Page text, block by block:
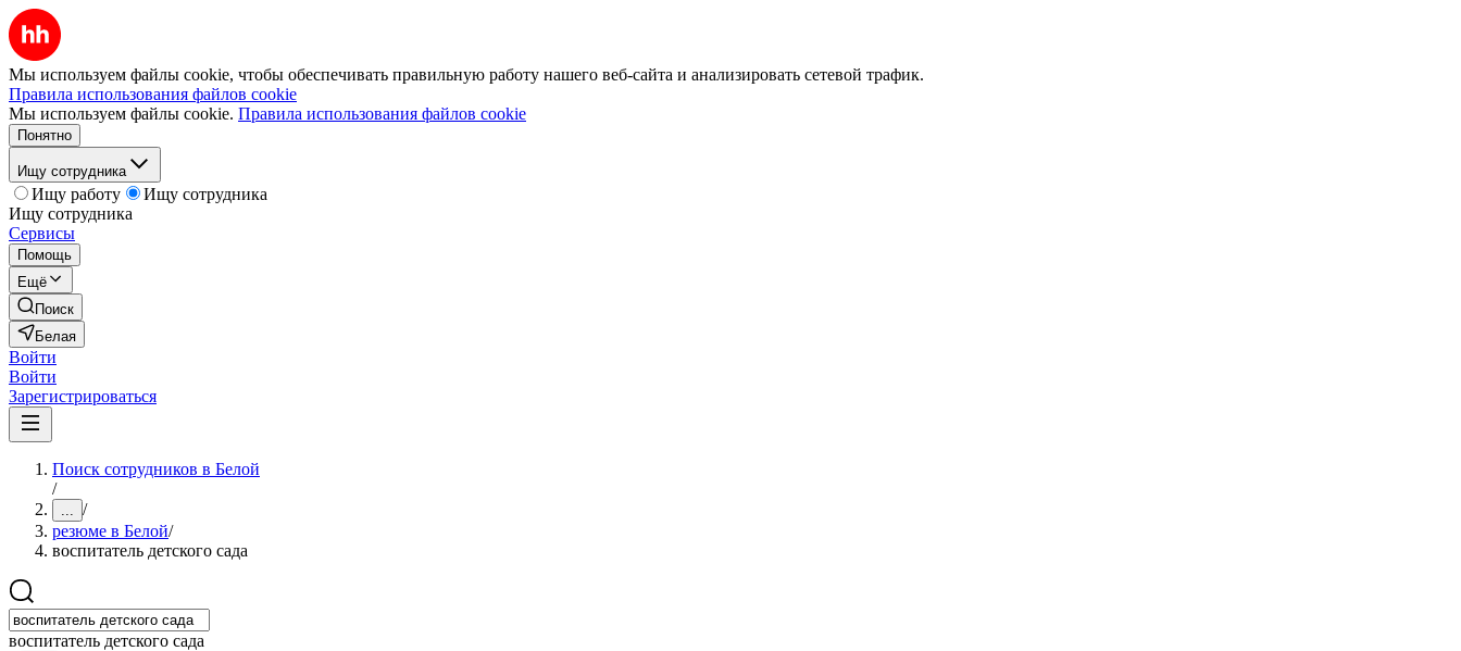
Мы используем файлы cookie, чтобы обеспечивать правильную работу нашего веб-сайта и анализировать сетевой трафик.
Правила использования файлов cookie
Мы используем файлы cookie. Правила использования файлов cookie
Понятно
Ищу сотрудника
Ищу работу
Ищу сотрудника
Ищу сотрудника
Сервисы
Помощь
Ещё
Поиск
Белая
Войти
Войти
Зарегистрироваться
Поиск сотрудников в Белой
/
... /
резюме в Белой/
воспитатель детского сада
воспитатель детского сада